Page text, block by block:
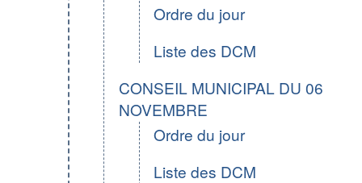
Ordre du jour
Liste des DCM
CONSEIL MUNICIPAL DU 06
NOVEMBRE
Ordre du jour
Liste des DCM